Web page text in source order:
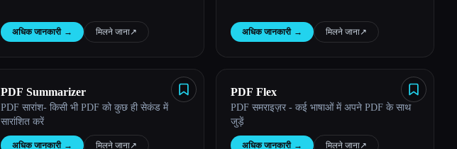
अधिक जानकारी → मिलने जाना↗︎ अधिक जानकारी → मिलने जाना↗︎
PDF Summarizer
PDF सारांश- किसी भी PDF को कुछ ही सेकंड में
सारांशित करें
अधिक जानकारी → मिलने जाना↗︎
PDF Flex
PDF समराइज़र - कई भाषाओं में अपने PDF के साथ
जुड़ें
अधिक जानकारी → मिलने जाना↗︎